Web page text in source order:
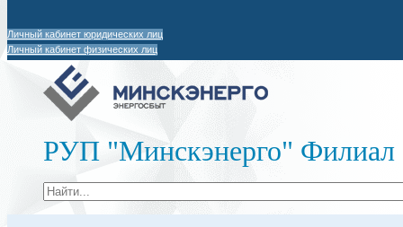
Личный кабинет юридических лиц
Личный кабинет физических лиц
РУП "Минскэнерго" Филиал